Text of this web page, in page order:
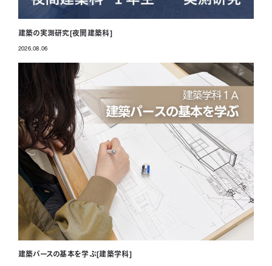
建築の実測研究[夜間建築科]
2026.08.06
建築パースの基本を学ぶ[建築学科]